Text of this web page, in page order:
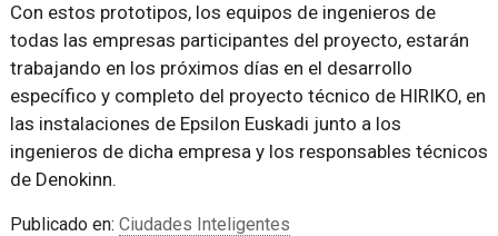
Con estos prototipos, los equipos de ingenieros de
todas las empresas participantes del proyecto, estarán
trabajando en los próximos días en el desarrollo
específico y completo del proyecto técnico de HIRIKO, en
las instalaciones de Epsilon Euskadi junto a los
ingenieros de dicha empresa y los responsables técnicos
de Denokinn.
Publicado en: Ciudades Inteligentes